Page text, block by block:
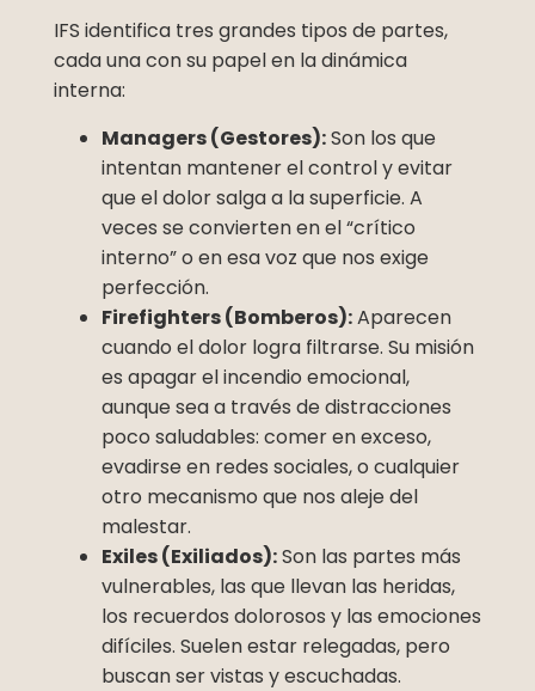
IFS identifica tres grandes tipos de partes,
cada una con su papel en la dinámica
interna:
Managers (Gestores):Son los que
intentan mantener el control y evitar
que el dolor salga a la superficie. A
veces se convierten en el “crítico
interno” o en esa voz que nos exige
perfección.
Firefighters (Bomberos):Aparecen
cuando el dolor logra filtrarse. Su misión
es apagar el incendio emocional,
aunque sea a través de distracciones
poco saludables: comer en exceso,
evadirse en redes sociales, o cualquier
otro mecanismo que nos aleje del
malestar.
Exiles (Exiliados):Son las partes más
vulnerables, las que llevan las heridas,
los recuerdos dolorosos y las emociones
difíciles. Suelen estar relegadas, pero
buscan ser vistas y escuchadas.